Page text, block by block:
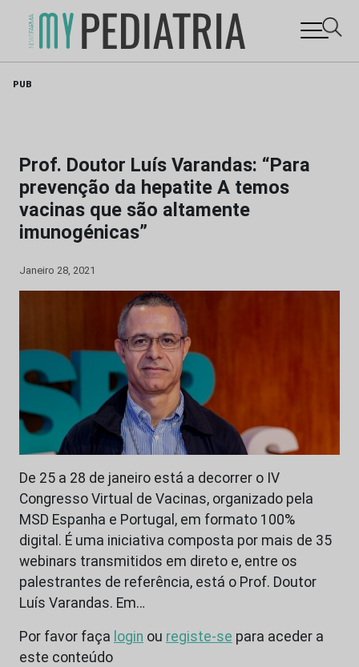
PUB
Prof. Doutor Luís Varandas: “Para
prevenção da hepatite A temos
vacinas que são altamente
imunogénicas”
Janeiro 28, 2021
De 25 a 28 de janeiro está a decorrer o IV
Congresso Virtual de Vacinas, organizado pela
MSD Espanha e Portugal, em formato 100%
digital. É uma iniciativa composta por mais de 35
webinars transmitidos em direto e, entre os
palestrantes de referência, está o Prof. Doutor
Luís Varandas. Em…
Por favor faça login ou registe-se para aceder a
este conteúdo